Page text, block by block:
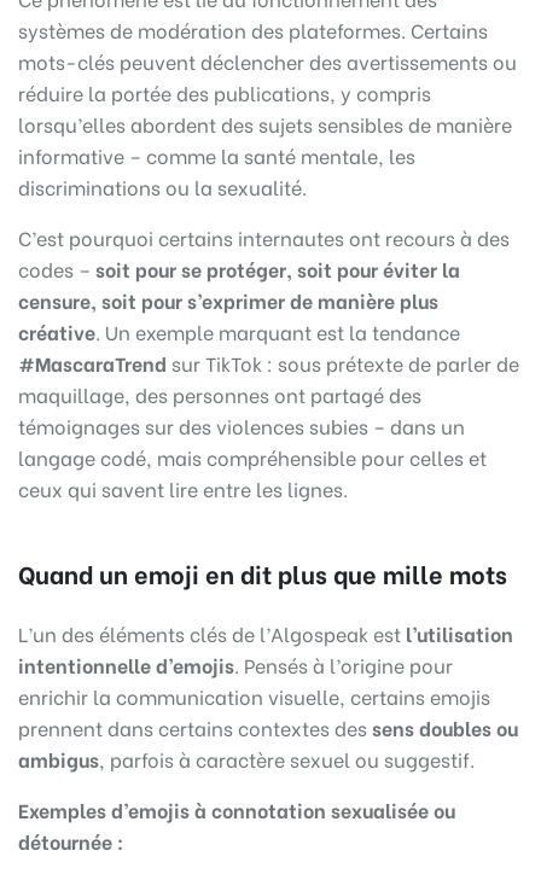
systèmes de modération des plateformes. Certains
mots-clés peuvent déclencher des avertissements ou
réduire la portée des publications, y compris
lorsqu’elles abordent des sujets sensibles de manière
informative – comme la santé mentale, les
discriminations ou la sexualité.
C’est pourquoi certains internautes ont recours à des
codes – soit pour se protéger, soit pour éviter la
censure, soit pour s’exprimer de manière plus
créative. Un exemple marquant est la tendance
#MascaraTrend sur TikTok : sous prétexte de parler de
maquillage, des personnes ont partagé des
témoignages sur des violences subies – dans un
langage codé, mais compréhensible pour celles et
ceux qui savent lire entre les lignes.
Quand un emoji en dit plus que mille mots
L’un des éléments clés de l’Algospeak est l’utilisation
intentionnelle d’emojis. Pensés à l’origine pour
enrichir la communication visuelle, certains emojis
prennent dans certains contextes dessens doubles ou
ambigus, parfois à caractère sexuel ou suggestif.
Exemples d’emojis à connotation sexualisée ou
détournée :